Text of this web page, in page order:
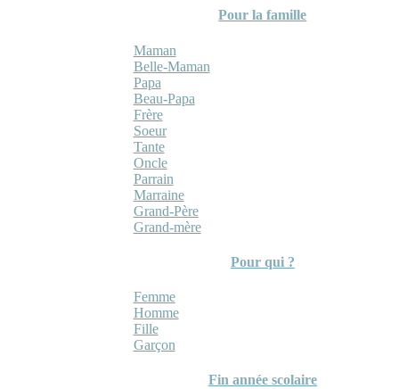
Pour la famille
Maman
Belle-Maman
Papa
Beau-Papa
Frère
Soeur
Tante
Oncle
Parrain
Marraine
Grand-Père
Grand-mère
Pour qui ?
Femme
Homme
Fille
Garçon
Fin année scolaire